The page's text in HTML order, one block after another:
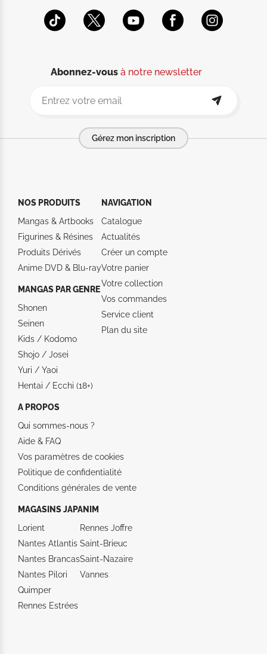
Abonnez-vousà notre newsletter
Gérez mon inscription
NOS PRODUITS
Mangas & Artbooks
Figurines & Résines
Produits Dérivés
Anime DVD & Blu‑ray
MANGAS PAR GENRE
Shonen
Seinen
Kids / Kodomo
Shojo / Josei
Yuri / Yaoi
Hentai / Ecchi (18+)
NAVIGATION
Catalogue
Actualités
Créer un compte
Votre panier
Votre collection
Vos commandes
Service client
Plan du site
A PROPOS
Qui sommes-nous ?
Aide & FAQ
Vos paramètres de cookies
Politique de confidentialité
Conditions générales de vente
MAGASINS JAPANIM
Lorient
Nantes Atlantis
Nantes Brancas
Nantes Pilori
Quimper
Rennes Estrées
Rennes Joffre
Saint-Brieuc
Saint-Nazaire
Vannes